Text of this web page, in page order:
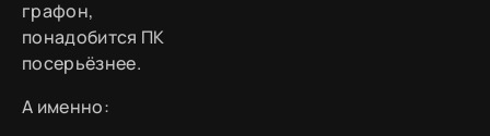
графон,
понадобится ПК
посерьёзнее.
А именно: